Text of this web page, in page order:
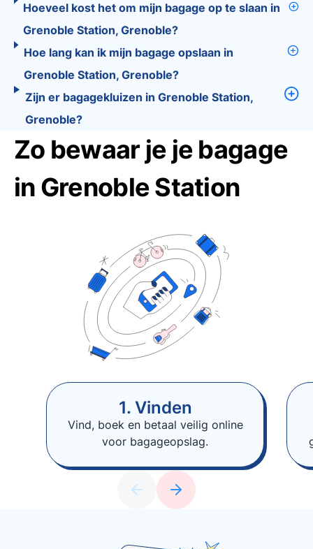
Hoeveel kost het om mijn bagage op te slaan in
Grenoble Station, Grenoble?
Hoe lang kan ik mijn bagage opslaan in
Grenoble Station, Grenoble?
Zijn er bagagekluizen in Grenoble Station,
Grenoble?
Zo bewaar je je bagage
in Grenoble Station
1. Vinden
Vind, boek en betaal veilig online
voor bagageopslag.